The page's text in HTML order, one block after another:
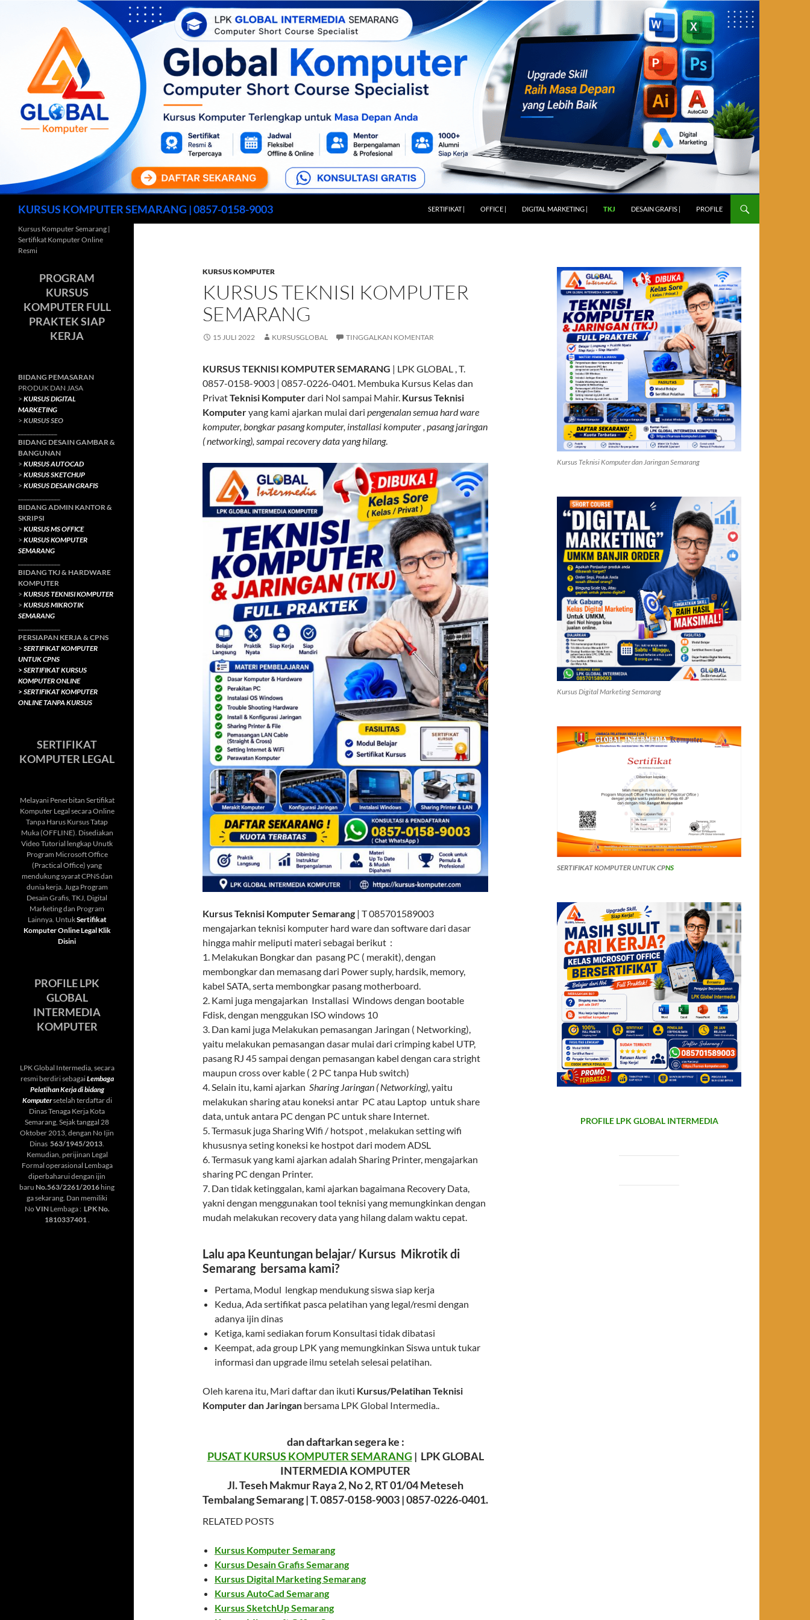
KURSUS KOMPUTER SEMARANG | 0857-0158-9003
SERTIFIKAT |
OFFICE | DIGITAL MARKETING | TKJ DESAIN GRAFIS | PROFILE
KURSUS KOMPUTER
KURSUS TEKNISI KOMPUTER
SEMARANG
15 JULI 2022 KURSUSGLOBAL TINGGALKAN KOMENTAR
KURSUS TEKNISI KOMPUTER SEMARANG | LPK GLOBAL , T.
0857-0158-9003 | 0857-0226-0401. Membuka Kursus Kelas dan
PrivatTeknisi Komputerdari Nol sampai Mahir. Kursus Teknisi
Komputeryang kami ajarkan mulai dari pengenalan semua hard ware
komputer, bongkar pasang komputer, installasi komputer , pasang jaringan
( networking), sampai recovery data yang hilang.
Kursus Teknisi Komputer Semarang | T 085701589003
mengajarkan teknisi komputer hard ware dan software dari dasar
hingga mahir meliputi materi sebagai berikut :
1. Melakukan Bongkar dan pasang PC ( merakit), dengan
membongkar dan memasang dari Power suply, hardsik, memory,
kabel SATA, serta membongkar pasang motherboard.
2. Kami juga mengajarkan Installasi Windows dengan bootable
Fdisk, dengan menggukan ISO windows 10
3. Dan kami juga Melakukan pemasangan Jaringan ( Networking),
yaitu melakukan pemasangan dasar mulai dari crimping kabel UTP,
pasang RJ 45 sampai dengan pemasangan kabel dengan cara stright
maupun cross over kable ( 2 PC tanpa Hub switch)
4. Selain itu, kami ajarkan Sharing Jaringan ( Networking), yaitu
melakukan sharing atau koneksi antar PC atau Laptop untuk share
data, untuk antara PC dengan PC untuk share Internet.
5. Termasuk juga Sharing Wifi / hotspot , melakukan setting wifi
khususnya seting koneksi ke hostpot dari modem ADSL
6. Termasuk yang kami ajarkan adalah Sharing Printer, mengajarkan
sharing PC dengan Printer.
7. Dan tidak ketinggalan, kami ajarkan bagaimana Recovery Data,
yakni dengan menggunakan tool teknisi yang memungkinkan dengan
mudah melakukan recovery data yang hilang dalam waktu cepat.
Lalu apa Keuntungan belajar/ Kursus Mikrotik di
Semarang bersama kami?
Pertama, Modul lengkap mendukung siswa siap kerja
Kedua, Ada sertifikat pasca pelatihan yang legal/resmi dengan
adanya ijin dinas
Ketiga, kami sediakan forum Konsultasi tidak dibatasi
Keempat, ada group LPK yang memungkinkan Siswa untuk tukar
informasi dan upgrade ilmu setelah selesai pelatihan.
Oleh karena itu, Mari daftar dan ikuti Kursus/Pelatihan Teknisi
Komputer dan Jaringan bersama LPK Global Intermedia..
dan daftarkan segera ke :
PUSAT KURSUS KOMPUTER SEMARANG | LPK GLOBAL
INTERMEDIA KOMPUTER
Jl. Teseh Makmur Raya 2, No 2, RT 01/04 Meteseh
Tembalang Semarang | T. 0857-0158-9003 | 0857-0226-0401.
RELATED POSTS
Kursus Komputer Semarang
Kursus Desain Grafis Semarang
Kursus Digital Marketing Semarang
Kursus AutoCad Semarang
Kursus SketchUp Semarang
Kursus Teknisi Komputer dan Jaringan Semarang
Kursus Digital Marketing Semarang
SERTIFIKAT KOMPUTER UNTUK CPNS
PROFILE LPK GLOBAL INTERMEDIA
Kursus Komputer Semarang |
Sertifikat Komputer Online
Resmi
PROGRAM
KURSUS
KOMPUTER FULL
PRAKTEK SIAP
KERJA
BIDANG PEMASARAN
PRODUK DAN JASA
> KURSUS DIGITAL
MARKETING
> KURSUS SEO
BIDANG DESAIN GAMBAR &
BANGUNAN
> KURSUS AUTOCAD
> KURSUS SKETCHUP
> KURSUS DESAIN GRAFIS
BIDANG ADMIN KANTOR &
SKRIPSI
> KURSUS MS OFFICE
> KURSUS KOMPUTER
SEMARANG
BIDANG TKJ& HARDWARE
KOMPUTER
> KURSUS TEKNISI KOMPUTER
> KURSUS MIKROTIK
SEMARANG
PERSIAPAN KERJA & CPNS
> SERTIFIKAT KOMPUTER
UNTUK CPNS
> SERTIFIKAT KURSUS
KOMPUTER ONLINE
> SERTIFIKAT KOMPUTER
ONLINE TANPA KURSUS
SERTIFIKAT
KOMPUTER LEGAL
Melayani Penerbitan Sertifikat
Komputer Legal secara Online
Tanpa Harus Kursus Tatap
Muka (OFFLINE). Disediakan
Video Tutorial lengkap Unutk
Program Microsoft Office
(Practical Office) yang
mendukung syarat CPNS dan
dunia kerja. Juga Program
Desain Grafis, TKJ, Digital
Marketing dan Program
Lainnya. UntukSertifikat
Komputer Online Legal Klik
Disini
PROFILE LPK
GLOBAL
INTERMEDIA
KOMPUTER
LPK Global Intermedia, secara
resmi berdiri sebagaiLembaga
Pelatihan Kerja di bidang
Komputersetelah terdaftar di
Dinas Tenaga Kerja Kota
Semarang, Sejak tanggal 28
Oktober 2013, dengan No Ijin
Dinas 563/1945/2013.
Kemudian, perijinan Legal
Formal operasional Lembaga
diperbaharui dengan ijin
baru No.563/2261/2016 hing
ga sekarang. Dan memiliki
NoVINLembaga : LPK No.
1810337401.